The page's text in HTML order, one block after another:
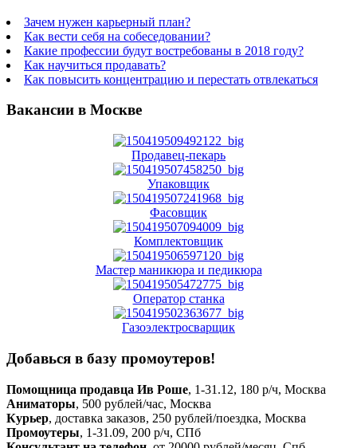
Зачем нужен карьерный план?
Как вести себя на собеседовании?
Какие профессии будут востребованы в 2018 году?
Как научиться продавать?
Как повысить концентрацию и перестать отвлекаться
Вакансии в Москве
Продавец-пекарь
Упаковщик
Фасовщик
Комплектовщик
Мастер маникюра и педикюра
Оператор станка
Газоэлектросварщик
Добавься в базу промоутеров!
Помощница продавца Ив Роше, 1-31.12, 180 р/ч, Москва
Аниматоры, 500 рублей/час, Москва
Курьер, доставка заказов, 250 рублей/поездка, Москва
Промоутеры, 1-31.09, 200 р/ч, СПб